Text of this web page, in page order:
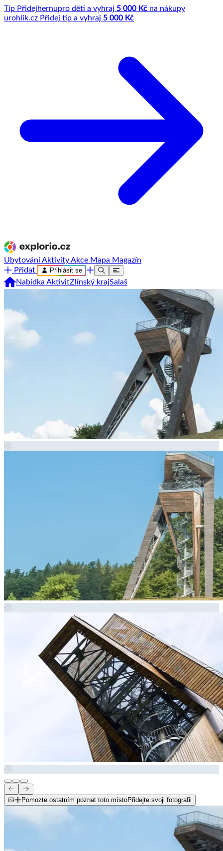
Tip Přidejhernupro děti a vyhraj 5 000 Kč na nákupy
urohlik.cz Přidej tip a vyhraj 5 000 Kč
UbytováníAktivityAkce Mapa Magazín
Přidat
Přihlásit se
Nabídka AktivitZlínský krajSalaš
Pomozte ostatním poznat toto místoPřidejte svoji fotografii